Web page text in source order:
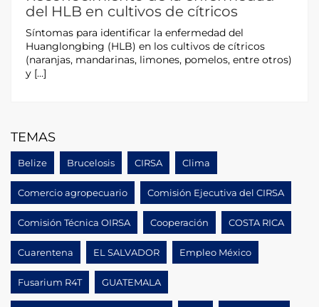
del HLB en cultivos de cítricos
Síntomas para identificar la enfermedad del
Huanglongbing (HLB) en los cultivos de cítricos
(naranjas, mandarinas, limones, pomelos, entre otros)
y […]
TEMAS
Belize Brucelosis CIRSA Clima
Comercio agropecuario Comisión Ejecutiva del CIRSA
Comisión Técnica OIRSA Cooperación COSTA RICA
Cuarentena EL SALVADOR Empleo México
Fusarium R4T GUATEMALA